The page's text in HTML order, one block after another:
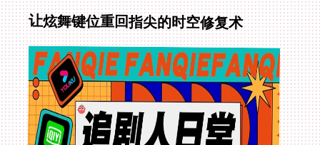
让炫舞键位重回指尖的时空修复术